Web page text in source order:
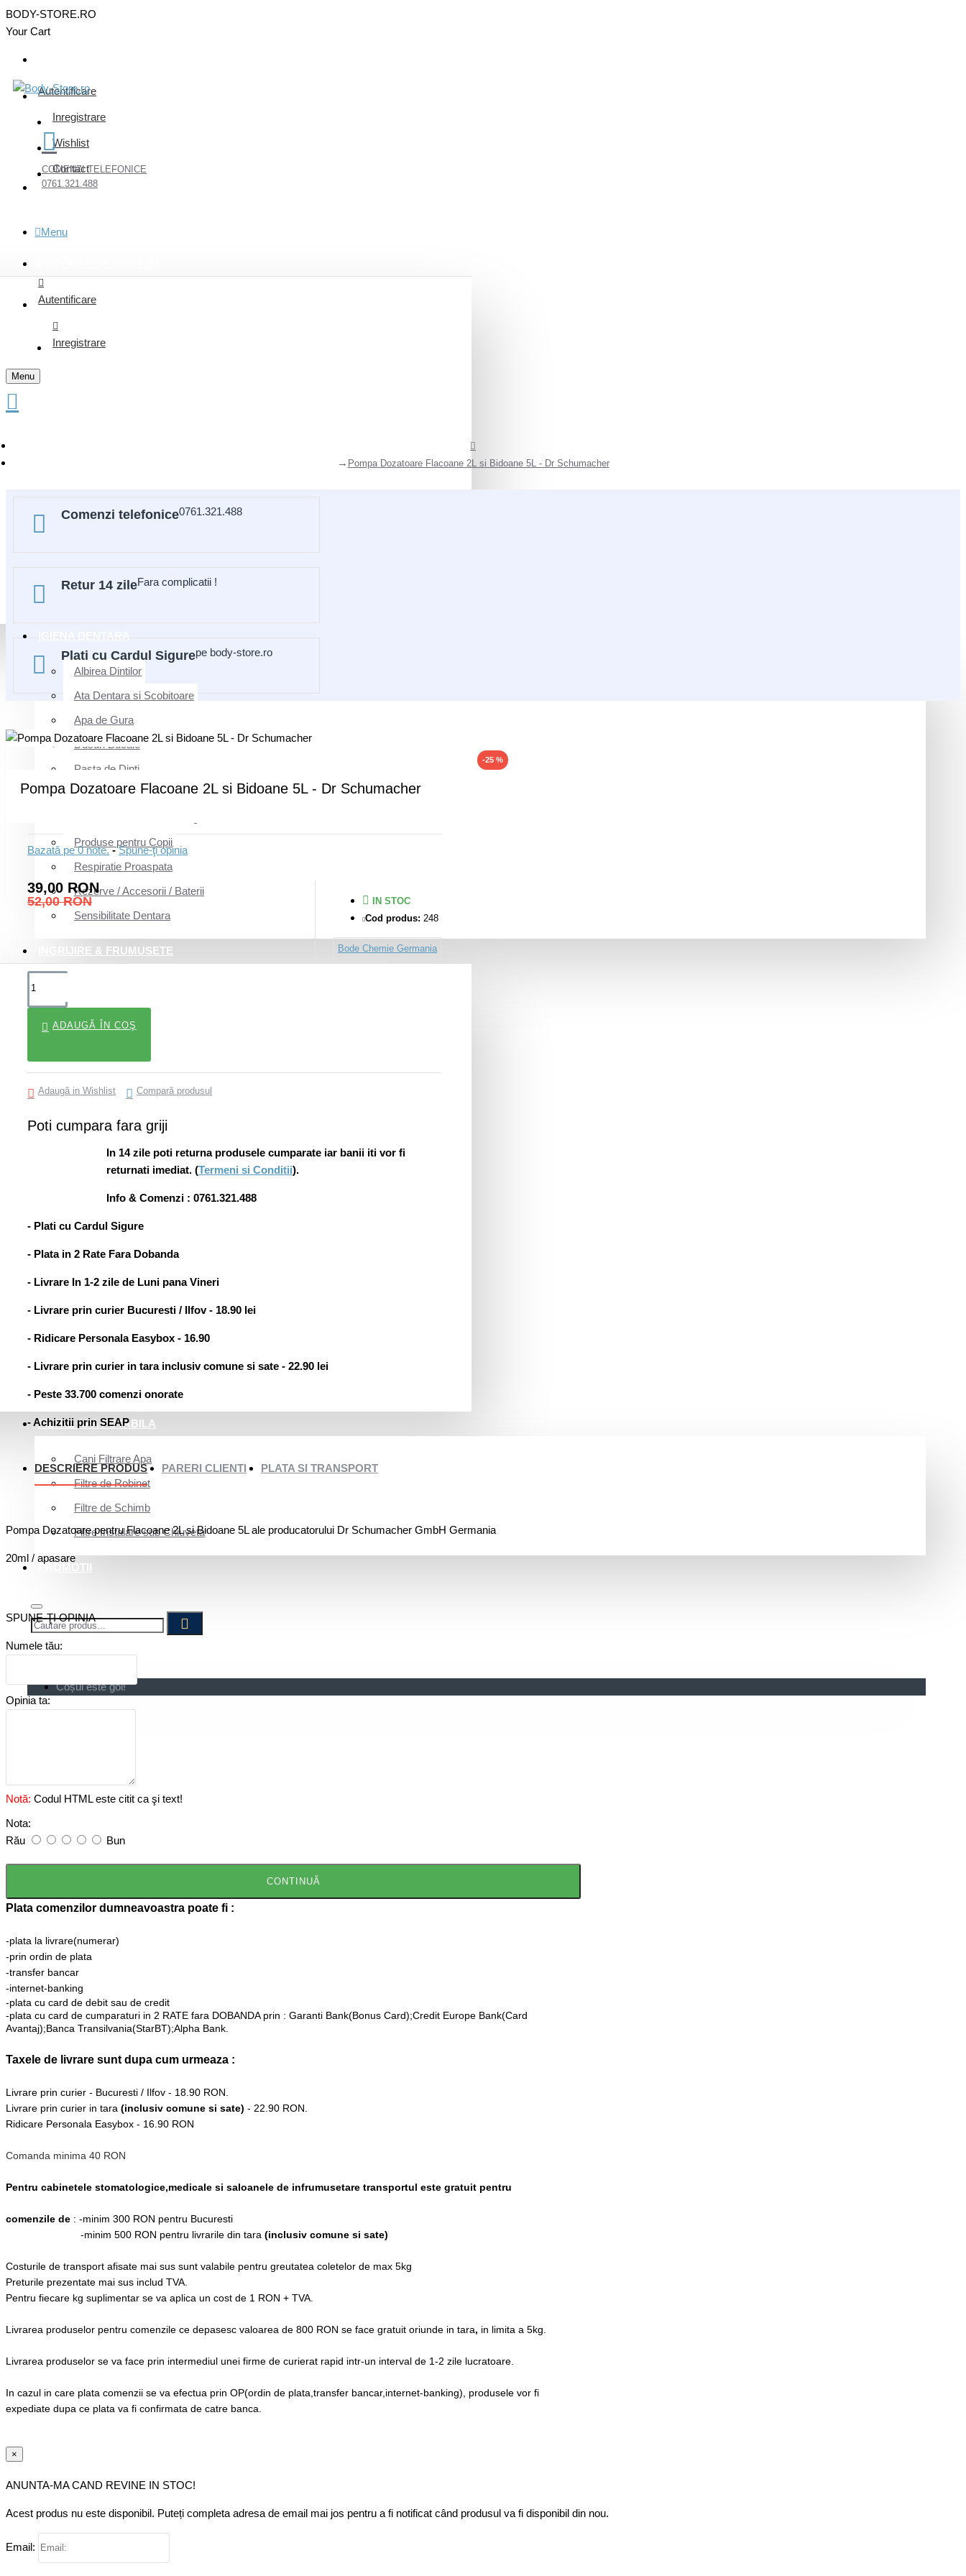
BODY-STORE.RO
Your Cart
Autentificare
Inregistrare
Wishlist
Contact
COMENZI TELEFONICE
0761.321.488
Menu
IGIENA DENTARA
Albirea Dintilor
Ata Dentara si Scobitoare
Apa de Gura
Dusuri Bucale
Pasta de Dinti
Periute de Dinti Manuale
Produse pentru Copii
Respiratie Proaspata
Rezerve / Accesorii / Baterii
Sensibilitate Dentara
INGRIJIRE & FRUMUSETE
FILTRE APA POTABILA
Cani Filtrare Apa
Filtre de Robinet
Filtre de Schimb
Filtre Instalare sub Chiuveta
PROMOTII
Cos
Coșul este gol!
Autentificare
Inregistrare
Menu
Pompa Dozatoare Flacoane 2L si Bidoane 5L - Dr Schumacher
Comenzi telefonice0761.321.488
Retur 14 zileFara complicatii !
Plati cu Cardul Sigurepe body-store.ro
-25 %
Pompa Dozatoare Flacoane 2L si Bidoane 5L - Dr Schumacher
Bazată pe 0 note. - Spune-ţi opinia
39,00 RON
52,00 RON
IN STOC
Cod produs: 248
Bode Chemie Germania
ADAUGĂ ÎN COŞ
Adaugă in Wishlist Compară produsul
Poti cumpara fara griji
In 14 zile poti returna produsele cumparate iar banii iti vor fi
returnati imediat. (Termeni si Conditii).
Info & Comenzi : 0761.321.488
- Plati cu Cardul Sigure
- Plata in 2 Rate Fara Dobanda
- Livrare In 1-2 zile de Luni pana Vineri
- Livrare prin curier Bucuresti / Ilfov - 18.90 lei
- Ridicare Personala Easybox - 16.90
- Livrare prin curier in tara inclusiv comune si sate - 22.90 lei
- Peste 33.700 comenzi onorate
- Achizitii prin SEAP
DESCRIERE PRODUS PARERI CLIENTI PLATA SI TRANSPORT
Pompa Dozatoare pentru Flacoane 2L si Bidoane 5L ale producatorului Dr Schumacher GmbH Germania
20ml / apasare
SPUNE-ŢI OPINIA
Numele tău:
Opinia ta:
Notă: Codul HTML este citit ca şi text!
Nota:
Rău
Bun
CONTINUĂ
Plata comenzilor dumneavoastra poate fi :
-plata la livrare(numerar)
-prin ordin de plata
-transfer bancar
-internet-banking
-plata cu card de debit sau de credit
-plata cu card de cumparaturi in 2 RATE fara DOBANDA prin : Garanti Bank(Bonus Card);Credit Europe Bank(Card
Avantaj);Banca Transilvania(StarBT);Alpha Bank.
Taxele de livrare sunt dupa cum urmeaza :
Livrare prin curier - Bucuresti / Ilfov - 18.90 RON.
Livrare prin curier in tara (inclusiv comune si sate) - 22.90 RON.
Ridicare Personala Easybox - 16.90 RON
Comanda minima 40 RON
Pentru cabinetele stomatologice,medicale si saloanele de infrumusetare transportul este gratuit pentru
comenzile de : -minim 300 RON pentru Bucuresti
-minim 500 RON pentru livrarile din tara (inclusiv comune si sate)
Costurile de transport afisate mai sus sunt valabile pentru greutatea coletelor de max 5kg
Preturile prezentate mai sus includ TVA.
Pentru fiecare kg suplimentar se va aplica un cost de 1 RON + TVA.
Livrarea produselor pentru comenzile ce depasesc valoarea de 800 RON se face gratuit oriunde in tara, in limita a 5kg.
Livrarea produselor se va face prin intermediul unei firme de curierat rapid intr-un interval de 1-2 zile lucratoare.
In cazul in care plata comenzii se va efectua prin OP(ordin de plata,transfer bancar,internet-banking), produsele vor fi
expediate dupa ce plata va fi confirmata de catre banca.
×
ANUNTA-MA CAND REVINE IN STOC!
Acest produs nu este disponibil. Puteți completa adresa de email mai jos pentru a fi notificat când produsul va fi disponibil din nou.
Email: